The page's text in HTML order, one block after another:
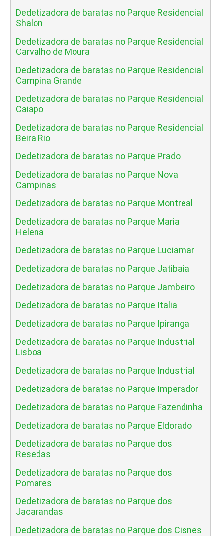
Dedetizadora de baratas no Parque Residencial
Shalon
Dedetizadora de baratas no Parque Residencial
Carvalho de Moura
Dedetizadora de baratas no Parque Residencial
Campina Grande
Dedetizadora de baratas no Parque Residencial
Caiapo
Dedetizadora de baratas no Parque Residencial
Beira Rio
Dedetizadora de baratas no Parque Prado
Dedetizadora de baratas no Parque Nova
Campinas
Dedetizadora de baratas no Parque Montreal
Dedetizadora de baratas no Parque Maria
Helena
Dedetizadora de baratas no Parque Luciamar
Dedetizadora de baratas no Parque Jatibaia
Dedetizadora de baratas no Parque Jambeiro
Dedetizadora de baratas no Parque Italia
Dedetizadora de baratas no Parque Ipiranga
Dedetizadora de baratas no Parque Industrial
Lisboa
Dedetizadora de baratas no Parque Industrial
Dedetizadora de baratas no Parque Imperador
Dedetizadora de baratas no Parque Fazendinha
Dedetizadora de baratas no Parque Eldorado
Dedetizadora de baratas no Parque dos
Resedas
Dedetizadora de baratas no Parque dos
Pomares
Dedetizadora de baratas no Parque dos
Jacarandas
Dedetizadora de baratas no Parque dos Cisnes